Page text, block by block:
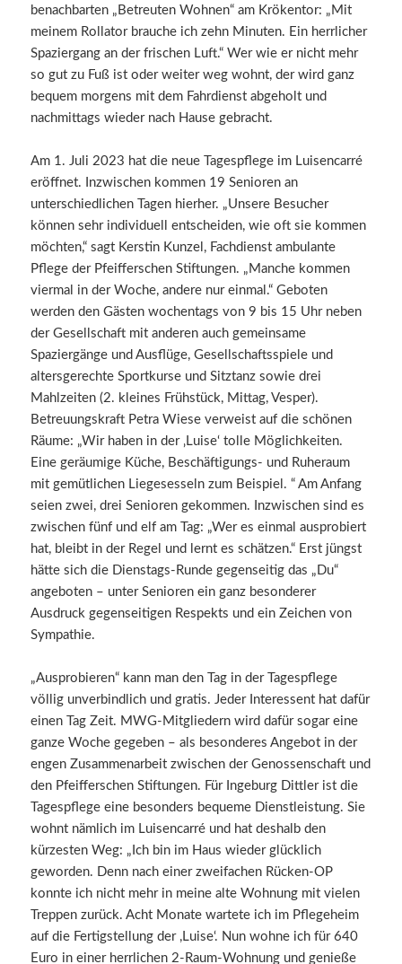
benachbarten „Betreuten Wohnen“ am Krökentor: „Mit
meinem Rollator brauche ich zehn Minuten. Ein herrlicher
Spaziergang an der frischen Luft.“ Wer wie er nicht mehr
so gut zu Fuß ist oder weiter weg wohnt, der wird ganz
bequem morgens mit dem Fahrdienst abgeholt und
nachmittags wieder nach Hause gebracht.
Am 1. Juli 2023 hat die neue Tagespflege im Luisencarré
eröffnet. Inzwischen kommen 19 Senioren an
unterschiedlichen Tagen hierher. „Unsere Besucher
können sehr individuell entscheiden, wie oft sie kommen
möchten,“ sagt Kerstin Kunzel, Fachdienst ambulante
Pflege der Pfeifferschen Stiftungen. „Manche kommen
viermal in der Woche, andere nur einmal.“ Geboten
werden den Gästen wochentags von 9 bis 15 Uhr neben
der Gesellschaft mit anderen auch gemeinsame
Spaziergänge und Ausflüge, Gesellschaftsspiele und
altersgerechte Sportkurse und Sitztanz sowie drei
Mahlzeiten (2. kleines Frühstück, Mittag, Vesper).
Betreuungskraft Petra Wiese verweist auf die schönen
Räume: „Wir haben in der ‚Luise‘ tolle Möglichkeiten.
Eine geräumige Küche, Beschäftigungs- und Ruheraum
mit gemütlichen Liegesesseln zum Beispiel. “ Am Anfang
seien zwei, drei Senioren gekommen. Inzwischen sind es
zwischen fünf und elf am Tag: „Wer es einmal ausprobiert
hat, bleibt in der Regel und lernt es schätzen.“ Erst jüngst
hätte sich die Dienstags-Runde gegenseitig das „Du“
angeboten – unter Senioren ein ganz besonderer
Ausdruck gegenseitigen Respekts und ein Zeichen von
Sympathie.
„Ausprobieren“ kann man den Tag in der Tagespflege
völlig unverbindlich und gratis. Jeder Interessent hat dafür
einen Tag Zeit. MWG-Mitgliedern wird dafür sogar eine
ganze Woche gegeben – als besonderes Angebot in der
engen Zusammenarbeit zwischen der Genossenschaft und
den Pfeifferschen Stiftungen. Für Ingeburg Dittler ist die
Tagespflege eine besonders bequeme Dienstleistung. Sie
wohnt nämlich im Luisencarré und hat deshalb den
kürzesten Weg: „Ich bin im Haus wieder glücklich
geworden. Denn nach einer zweifachen Rücken-OP
konnte ich nicht mehr in meine alte Wohnung mit vielen
Treppen zurück. Acht Monate wartete ich im Pflegeheim
auf die Fertigstellung der ,Luise‘. Nun wohne ich für 640
Euro in einer herrlichen 2-Raum-Wohnung und genieße